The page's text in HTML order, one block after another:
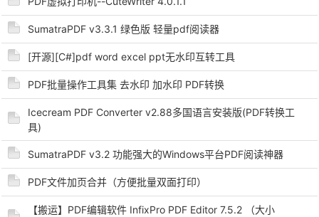
jie.
SumatraPDF v3.3.1 绿色版 轻量pdf阅读器
[开源][C#]pdf word excel ppt无水印互转工具
PDF批量操作工具集 去水印 加水印 PDF转换
Icecream PDF Converter v2.88多国语言安装版(PDF转换工
具)
SumatraPDF v3.2 功能强大的Windows平台PDF阅读神器
PDF文件加页合并（方便批量双面打印）
【搬运】PDF编辑软件 InfixPro PDF Editor 7.5.2 （大小